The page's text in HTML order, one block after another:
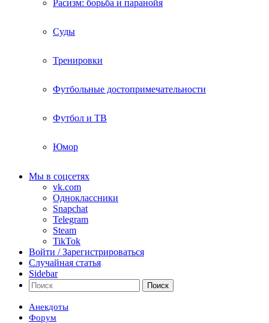
Расизм: борьба и паранойя
Суды
Тренировки
Футбольные достопримечательности
Футбол и ТВ
Юмор
Мы в соцсетях
vk.com
Одноклассники
Snapchat
Telegram
Steam
TikTok
Войти / Зарегистрироваться
Случайная статья
Sidebar
Поиск
Анекдоты
Форум